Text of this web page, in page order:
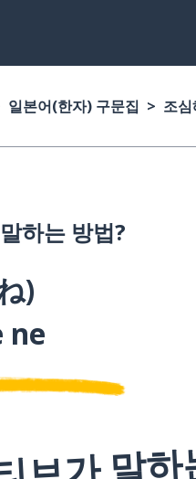
일본어(한자) 구문집 조
말하는 방법?
)
ne